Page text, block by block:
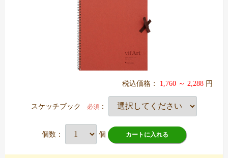
税込価格： 1,760 ～ 2,288 円
スケッチブック 必須 ：
個数： 個 カートに入れる